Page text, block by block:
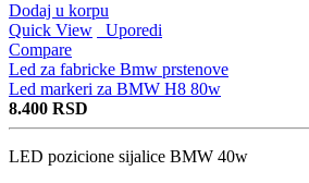
Dodaj u korpu
Quick View
Uporedi
Compare
Led za fabricke Bmw prstenove
Led markeri za BMW H8 80w
8.400 RSD
LED pozicione sijalice BMW 40w